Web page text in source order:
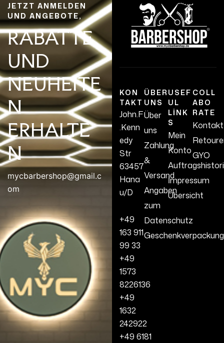
KON
TAKT
John.F
.Kenn
edy
Str
63457
Hana
u/D
+49
163 911
99 33
+49
1573
8226136
+49
1632
242922
+49 6181
ÜBER
UNS
Über
uns
Zahlung
&
Versand
Angaben
zum
Datenschutz
Geschenkverpackung
USEF
UL
LINK
S
Mein
Konto
İmpressum
Übersicht
COLL
ABO
RATE
Kontakt
GYO
JETZT ANMELDEN
UND ANGEBOTE,
RABATTE
UND
NEUHEITE
N
ERHALTE
N
mycbarbershop@gmail.c
om